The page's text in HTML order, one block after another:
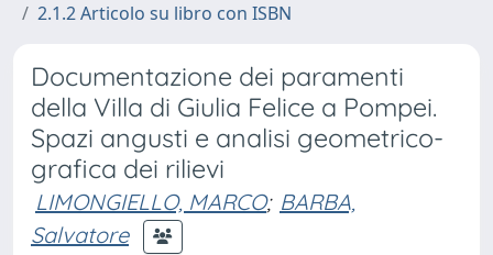
2.1.2 Articolo su libro con ISBN
Documentazione dei paramenti
della Villa di Giulia Felice a Pompei.
Spazi angusti e analisi geometrico-
grafica dei rilievi
LIMONGIELLO, MARCO; BARBA,
Salvatore